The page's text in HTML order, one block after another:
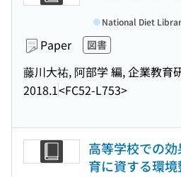
Paper 図書
藤川大祐, 阿部学 編, 企業教育
2018.1<FC52-L753>
National Diet
高等学校での
育に資する環